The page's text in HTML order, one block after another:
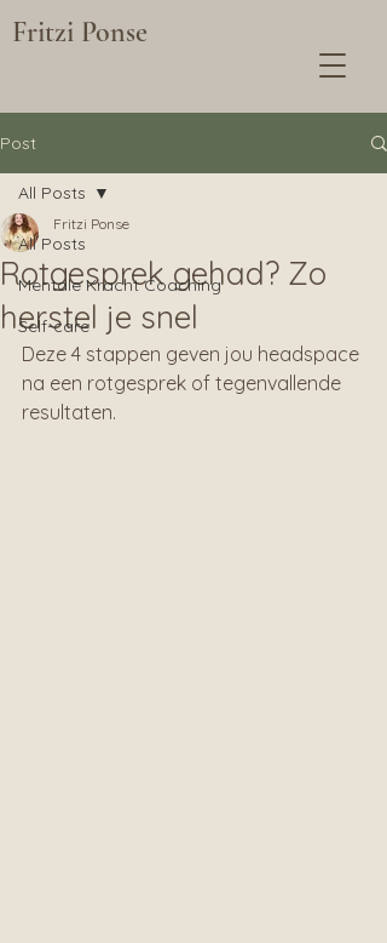
Fritzi Ponse
Post
All Posts
Mentale Kracht Coaching
Self-care
All Posts
Rotgesprek gehad? Zo
herstel je snel
Fritzi Ponse
Deze 4 stappen geven jou headspace
na een rotgesprek of tegenvallende
resultaten.